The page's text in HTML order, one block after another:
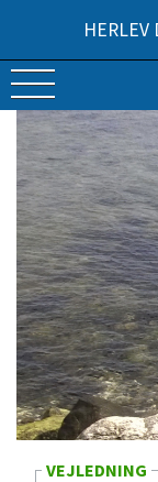
HERLEV
VEJLEDNING